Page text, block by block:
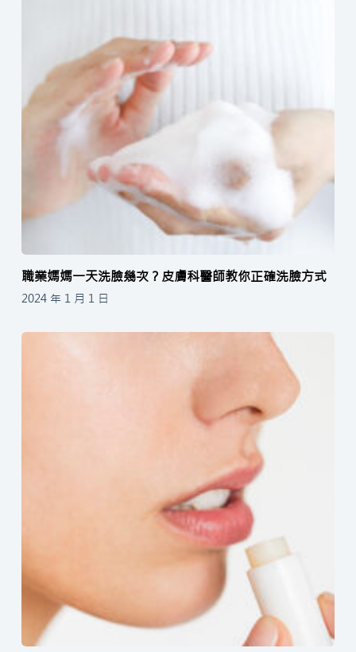
職業媽媽一天洗臉幾次？皮膚科醫師教你正確洗臉方式
2024 年 1 月 1 日